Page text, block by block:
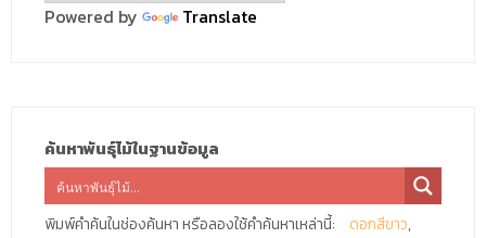
Powered by Translate
ค้นหาพันธุ์ไม้ในฐานข้อมูล
พิมพ์คำค้นในช่องค้นหา หรือลองใช้คำค้นหาเหล่านี้:
ดอกสีขาว